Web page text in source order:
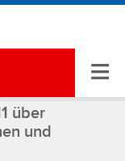
≡
über
und